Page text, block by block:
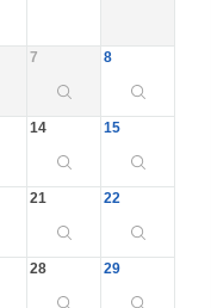
7 8
14 15
21 22
28 29